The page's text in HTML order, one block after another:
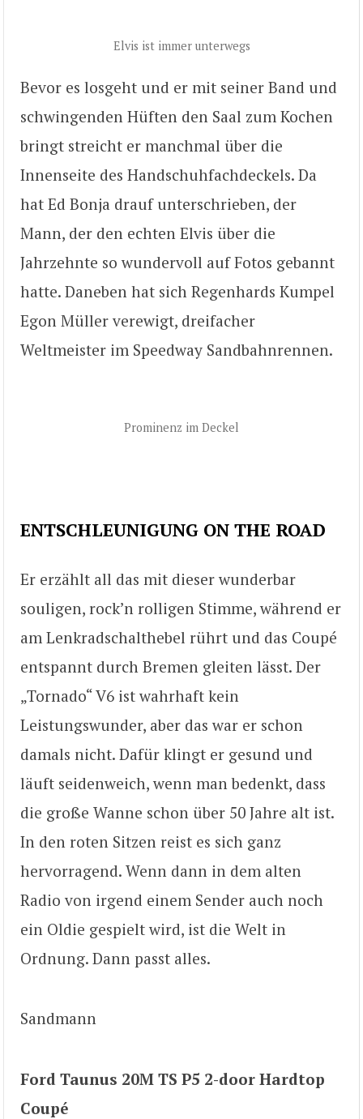
Elvis ist immer unterwegs
Bevor es losgeht und er mit seiner Band und
schwingenden Hüften den Saal zum Kochen
bringt streicht er manchmal über die
Innenseite des Handschuhfachdeckels. Da
hat Ed Bonja drauf unterschrieben, der
Mann, der den echten Elvis über die
Jahrzehnte so wundervoll auf Fotos gebannt
hatte. Daneben hat sich Regenhards Kumpel
Egon Müller verewigt, dreifacher
Weltmeister im Speedway Sandbahnrennen.
Prominenz im Deckel
ENTSCHLEUNIGUNG ON THE ROAD
Er erzählt all das mit dieser wunderbar
souligen, rock’n rolligen Stimme, während er
am Lenkradschalthebel rührt und das Coupé
entspannt durch Bremen gleiten lässt. Der
„Tornado“ V6 ist wahrhaft kein
Leistungswunder, aber das war er schon
damals nicht. Dafür klingt er gesund und
läuft seidenweich, wenn man bedenkt, dass
die große Wanne schon über 50 Jahre alt ist.
In den roten Sitzen reist es sich ganz
hervorragend. Wenn dann in dem alten
Radio von irgend einem Sender auch noch
ein Oldie gespielt wird, ist die Welt in
Ordnung. Dann passt alles.
Sandmann
Ford Taunus 20M TS P5 2-door Hardtop
Coupé